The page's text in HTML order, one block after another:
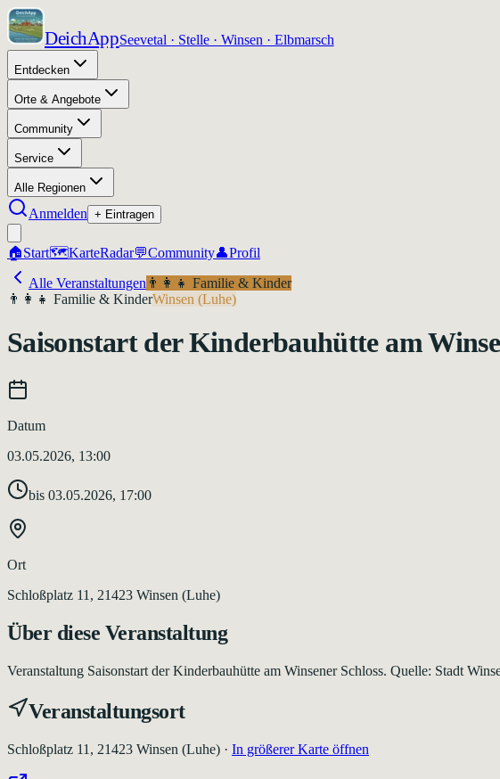
DeichAppSeevetal · Stelle · Winsen · Elbmarsch
Entdecken
Orte & Angebote
Community
Service
Alle Regionen
Anmelden + Eintragen
🏠Start🗺️KarteRadar💬Community👤Profil
Alle Veranstaltungen 👨‍👩‍👧 Familie & Kinder
👨‍👩‍👧 Familie & KinderWinsen (Luhe)
Saisonstart der Kinderbauhütte am
Datum
03.05.2026, 13:00
bis 03.05.2026, 17:00
Ort
Schloßplatz 11, 21423 Winsen (Luhe)
Über diese Veranstaltung
Veranstaltung Saisonstart der Kinderbauhütte am Winsener Schloss. Quelle: Stadt
Veranstaltungsort
Schloßplatz 11, 21423 Winsen (Luhe) · In größerer Karte öffnen